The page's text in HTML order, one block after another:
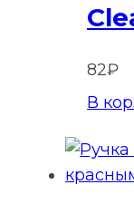
82₽
В